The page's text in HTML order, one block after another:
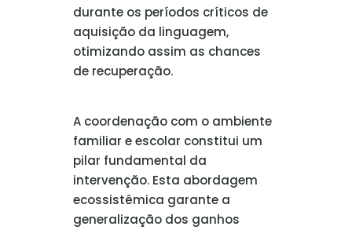
durante os períodos críticos de
aquisição da linguagem,
otimizando assim as chances
de recuperação.
A coordenação com o ambiente
familiar e escolar constitui um
pilar fundamental da
intervenção. Esta abordagem
ecossistêmica garante a
generalização dos ganhos